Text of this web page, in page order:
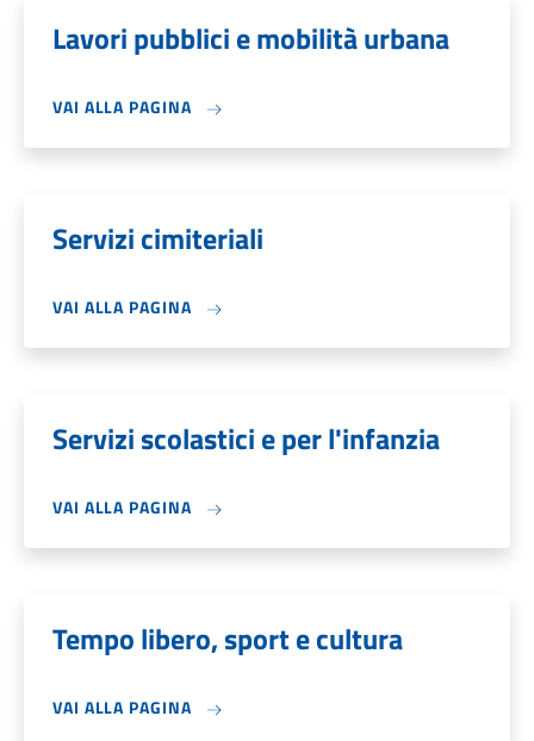
Lavori pubblici e mobilità urbana
VAI ALLA PAGINA
Servizi cimiteriali
VAI ALLA PAGINA
Servizi scolastici e per l'infanzia
VAI ALLA PAGINA
Tempo libero, sport e cultura
VAI ALLA PAGINA